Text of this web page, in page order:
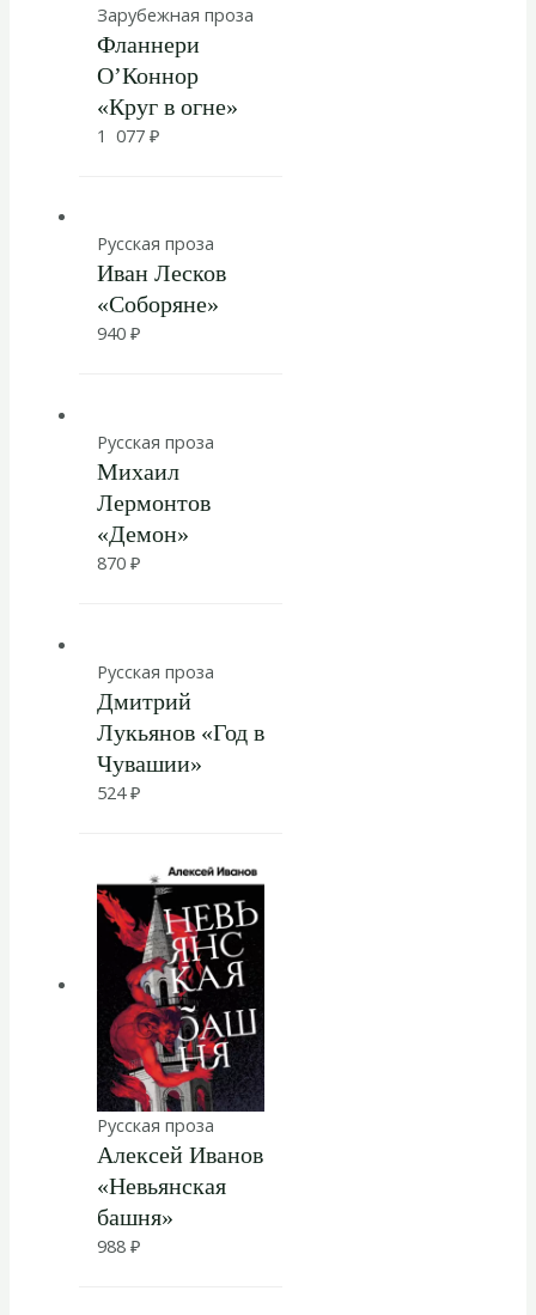
Зарубежная проза
Фланнери
О’Коннор
«Круг в огне»
1 077 ₽
Русская проза
Иван Лесков
«Соборяне»
940 ₽
Русская проза
Михаил
Лермонтов
«Демон»
870 ₽
Русская проза
Дмитрий
Лукьянов «Год в
Чувашии»
524₽
Русская проза
Алексей Иванов
«Невьянская
башня»
988 ₽